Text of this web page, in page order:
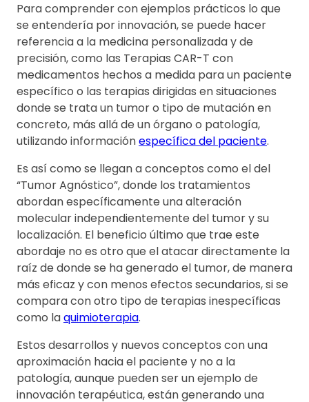
Para comprender con ejemplos prácticos lo que
se entendería por innovación, se puede hacer
referencia a la medicina personalizada y de
precisión, como las Terapias CAR-T con
medicamentos hechos a medida para un paciente
específico o las terapias dirigidas en situaciones
donde se trata un tumor o tipo de mutación en
concreto, más allá de un órgano o patología,
utilizando informaciónespecífica del paciente.
Es así como se llegan a conceptos como el del
“Tumor Agnóstico”, donde los tratamientos
abordan específicamente una alteración
molecular independientemente del tumor y su
localización. El beneficio último que trae este
abordaje no es otro que el atacar directamente la
raíz de donde se ha generado el tumor, de manera
más eficaz y con menos efectos secundarios, si se
compara con otro tipo de terapias inespecíficas
como laquimioterapia.
Estos desarrollos y nuevos conceptos con una
aproximación hacia el paciente y no a la
patología, aunque pueden ser un ejemplo de
innovación terapéutica, están generando una